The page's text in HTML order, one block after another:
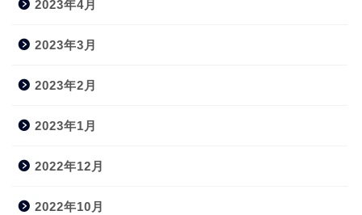
2023年4月
2023年3月
2023年2月
2023年1月
2022年12月
2022年10月